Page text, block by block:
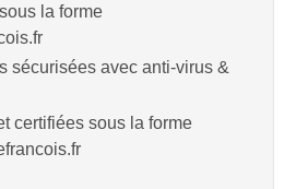
la forme
sécurisées avec anti-virus &
certifiées sous la forme